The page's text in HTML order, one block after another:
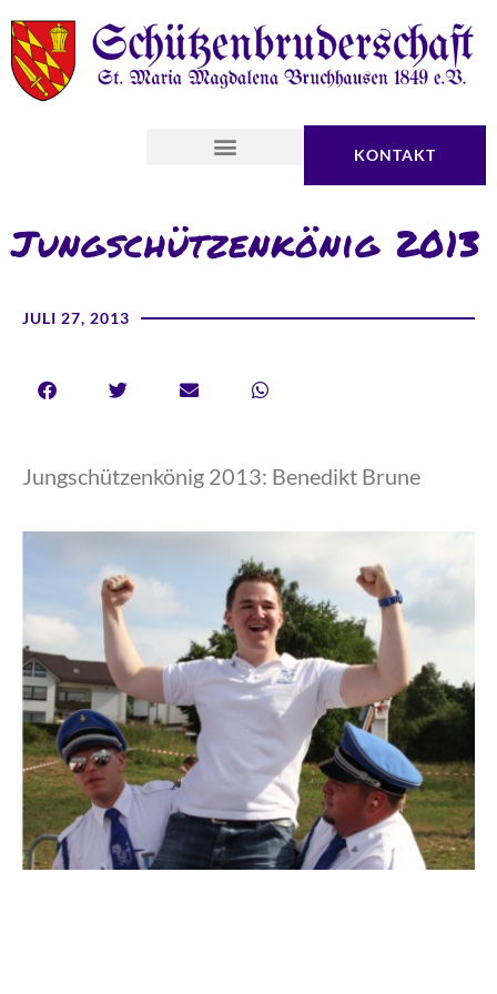
KONTAKT
Jungschützenkönig 2013
JULI 27, 2013
Jungschützenkönig 2013: Benedikt Brune